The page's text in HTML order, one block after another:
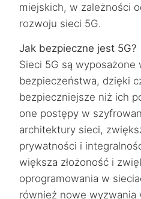
miejskich, w zależności
rozwoju sieci 5G.
Jak bezpieczne jest 5G?
Sieci 5G są
bezpieczeństwa, dzięki
bezpieczniejsze niż ich
one postępy w
architektury sieci,
prywatności i
większa złożoność i
oprogramowania w
również nowe wyzwania